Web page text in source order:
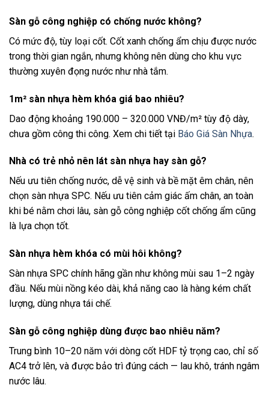
Sàn gỗ công nghiệp có chống nước không?
Có mức độ, tùy loại cốt. Cốt xanh chống ẩm chịu được nước
trong thời gian ngắn, nhưng không nên dùng cho khu vực
thường xuyên đọng nước như nhà tắm.
1m² sàn nhựa hèm khóa giá bao nhiêu?
Dao động khoảng 190.000 – 320.000 VNĐ/m² tùy độ dày,
chưa gồm công thi công. Xem chi tiết tại Báo Giá Sàn Nhựa.
Nhà có trẻ nhỏ nên lát sàn nhựa hay sàn gỗ?
Nếu ưu tiên chống nước, dễ vệ sinh và bề mặt êm chân, nên
chọn sàn nhựa SPC. Nếu ưu tiên cảm giác ấm chân, an toàn
khi bé nằm chơi lâu, sàn gỗ công nghiệp cốt chống ẩm cũng
là lựa chọn tốt.
Sàn nhựa hèm khóa có mùi hôi không?
Sàn nhựa SPC chính hãng gần như không mùi sau 1–2 ngày
đầu. Nếu mùi nồng kéo dài, khả năng cao là hàng kém chất
lượng, dùng nhựa tái chế.
Sàn gỗ công nghiệp dùng được bao nhiêu năm?
Trung bình 10–20 năm với dòng cốt HDF tỷ trọng cao, chỉ số
AC4 trở lên, và được bảo trì đúng cách — lau khô, tránh ngâm
nước lâu.